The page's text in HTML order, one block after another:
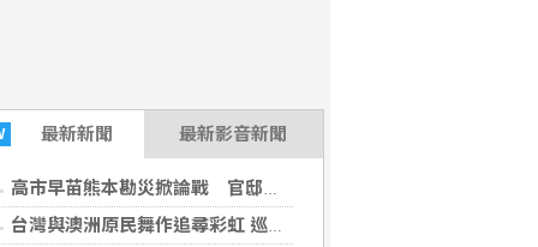
最新新聞 最新影音新聞
高市早苗熊本勘災掀論戰 官邸駁視察「只待3分鐘」
台灣與澳洲原民舞作追尋彩虹 巡演閃耀北領地